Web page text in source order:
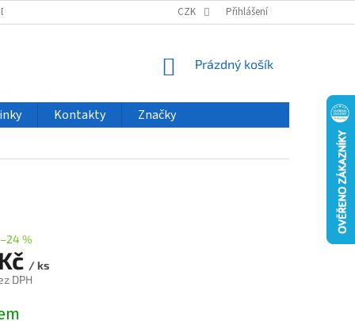
VELKOOBCHOD ČASTO KLADENÉ DOTAZY
CZK Přihlášení
NÁKUPNÍ
Prázdný košík
Kontakty Značky
–24 %
/ ks
DPH